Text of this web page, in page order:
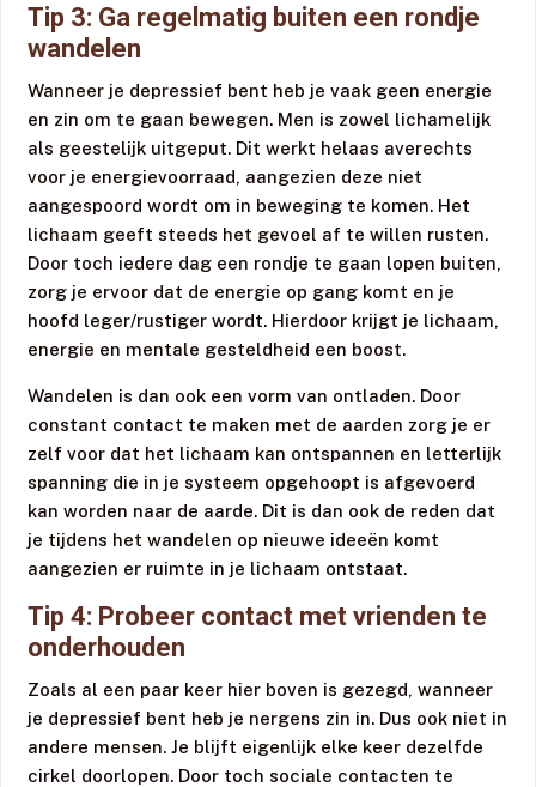
Tip 3: Ga regelmatig buiten een rondje
wandelen
Wanneer je depressief bent heb je vaak geen energie
en zin om te gaan bewegen. Men is zowel lichamelijk
als geestelijk uitgeput. Dit werkt helaas averechts
voor je energievoorraad, aangezien deze niet
aangespoord wordt om in beweging te komen. Het
lichaam geeft steeds het gevoel af te willen rusten.
Door toch iedere dag een rondje te gaan lopen buiten,
zorg je ervoor dat de energie op gang komt en je
hoofd leger/rustiger wordt. Hierdoor krijgt je lichaam,
energie en mentale gesteldheid een boost.
Wandelen is dan ook een vorm van ontladen. Door
constant contact te maken met de aarden zorg je er
zelf voor dat het lichaam kan ontspannen en letterlijk
spanning die in je systeem opgehoopt is afgevoerd
kan worden naar de aarde. Dit is dan ook de reden dat
je tijdens het wandelen op nieuwe ideeën komt
aangezien er ruimte in je lichaam ontstaat.
Tip 4: Probeer contact met vrienden te
onderhouden
Zoals al een paar keer hier boven is gezegd, wanneer
je depressief bent heb je nergens zin in. Dus ook niet in
andere mensen. Je blijft eigenlijk elke keer dezelfde
cirkel doorlopen. Door toch sociale contacten te